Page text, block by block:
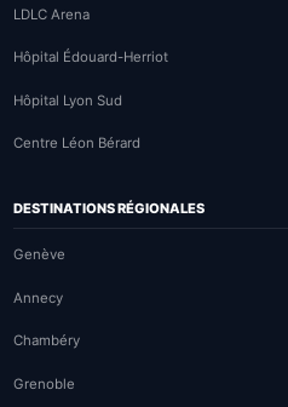
LDLC Arena
Hôpital Édouard-Herriot
Hôpital Lyon Sud
Centre Léon Bérard
DESTINATIONS RÉGIONALES
Genève
Annecy
Chambéry
Grenoble